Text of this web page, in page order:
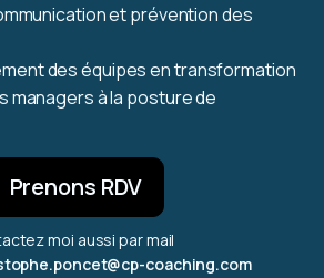
et prévention des
des équipes en transformation
managers à la posture de
Prenons RDV
moi aussi par mail
coaching.com